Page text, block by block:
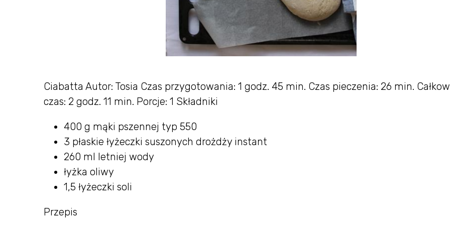
Ciabatta Autor: Tosia Czas przygotowania: 1 godz. 45 min. Czas pieczenia: 26 min.
czas: 2 godz. 11 min. Porcje: 1 Składniki
400 g mąki pszennej typ 550
3 płaskie łyżeczki suszonych drożdży instant
260 ml letniej wody
łyżka oliwy
1,5 łyżeczki soli
Przepis